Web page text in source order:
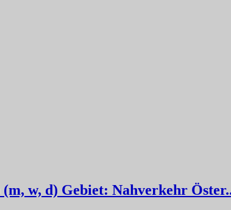
w, d) Gebiet: Nahverkehr